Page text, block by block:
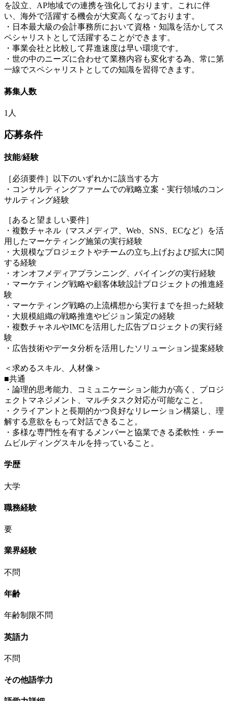
を設立、AP地域での連携を強化しております。これに伴
い、海外で活躍する機会が大変高くなっております。
・日本最大級の会計事務所において資格・知識を活かしてス
ペシャリストとして活躍することができます。
・事業会社と比較して昇進速度は早い環境です。
・世の中のニーズに合わせて業務内容も変化する為、常に第
一線でスペシャリストとしての知識を習得できます。
募集人数
1人
応募条件
技能/経験
［必須要件］以下のいずれかに該当する方
・コンサルティングファームでの戦略立案・実行領域のコン
サルティング経験
［あると望ましい要件］
・複数チャネル（マスメディア、Web、SNS、ECなど）を活
用したマーケティング施策の実行経験
・大規模なプロジェクトやチームの立ち上げおよび拡大に関
する経験
・オンオフメディアプランニング、バイイングの実行経験
・マーケティング戦略や顧客体験設計プロジェクトの推進経
験
・マーケティング戦略の上流構想から実行までを担った経験
・大規模組織の戦略推進やビジョン策定の経験
・複数チャネルやIMCを活用した広告プロジェクトの実行経
験
・広告技術やデータ分析を活用したソリューション提案経験
＜求めるスキル、人材像＞
■共通
・論理的思考能力、コミュニケーション能力が高く、プロジ
ェクトマネジメント、マルチタスク対応が可能なこと。
・クライアントと長期的かつ良好なリレーション構築し、理
解する意欲をもって対話できること。
・多様な専門性を有するメンバーと協業できる柔軟性・チー
ムビルディングスキルを持っていること。
学歴
大学
職務経験
要
業界経験
不問
年齢
年齢制限不問
英語力
不問
その他語学力